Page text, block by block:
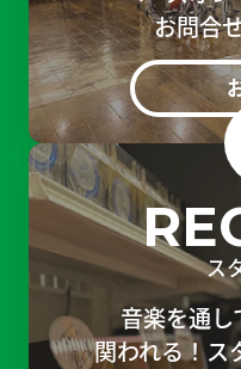
お問合
ス
音楽を通
関われる！ス